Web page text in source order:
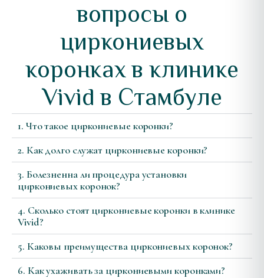
вопросы о
циркониевых
коронках в клинике
Vivid в Стамбуле
1. Что такое циркониевые коронки?
2. Как долго служат циркониевые коронки?
3. Болезненна ли процедура установки
циркониевых коронок?
4. Сколько стоят циркониевые коронки в клинике
Vivid?
5. Каковы преимущества циркониевых коронок?
6. Как ухаживать за циркониевыми коронками?